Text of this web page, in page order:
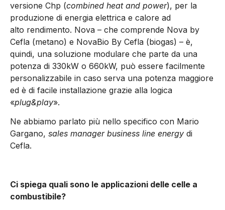
versione Chp (combined heat and power), per la
produzione di energia elettrica e calore ad
alto rendimento. Nova – che comprende Nova by
Cefla (metano) e NovaBio By Cefla (biogas) – è,
quindi, una soluzione modulare che parte da una
potenza di 330kW o 660kW, può essere facilmente
personalizzabile in caso serva una potenza maggiore
ed è di facile installazione grazie alla logica
«plug&play».
Ne abbiamo parlato più nello specifico con Mario
Gargano, sales manager business line energy di
Cefla.
Ci spiega quali sono le applicazioni delle celle a
combustibile?